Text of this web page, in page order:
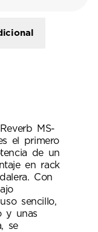
MS-
el primero
de un
en rack
Con
sencillo,
y unas
se